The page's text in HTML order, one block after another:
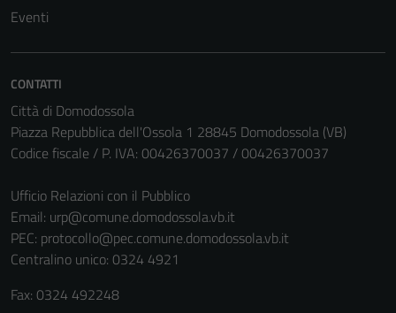
Eventi
CONTATTI
Città di Domodossola
Piazza Repubblica dell'Ossola 1 28845 Domodossola (VB)
Codice fiscale / P. IVA: 00426370037 / 00426370037
Ufficio Relazioni con il Pubblico
Email: urp@comune.domodossola.vb.it
PEC: protocollo@pec.comune.domodossola.vb.it
Centralino unico: 0324 4921
Fax: 0324 492248
Tecnici